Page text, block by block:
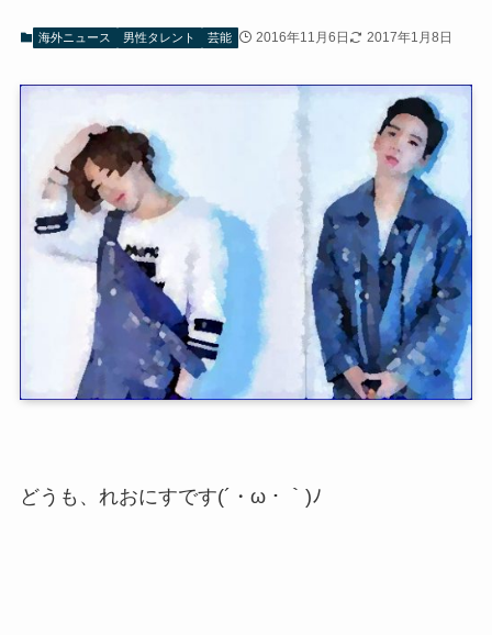
海外ニュース 男性タレント 芸能 2016年11月6日 2017年1月8日
どうも、れおにすです(´・ω・｀)ﾉ